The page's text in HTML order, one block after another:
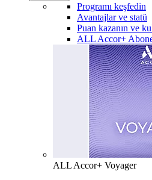
Programı keşfedin
Avantajlar ve statü
Puan kazanın ve
ALL Accor+
ALL Accor+ Voyager